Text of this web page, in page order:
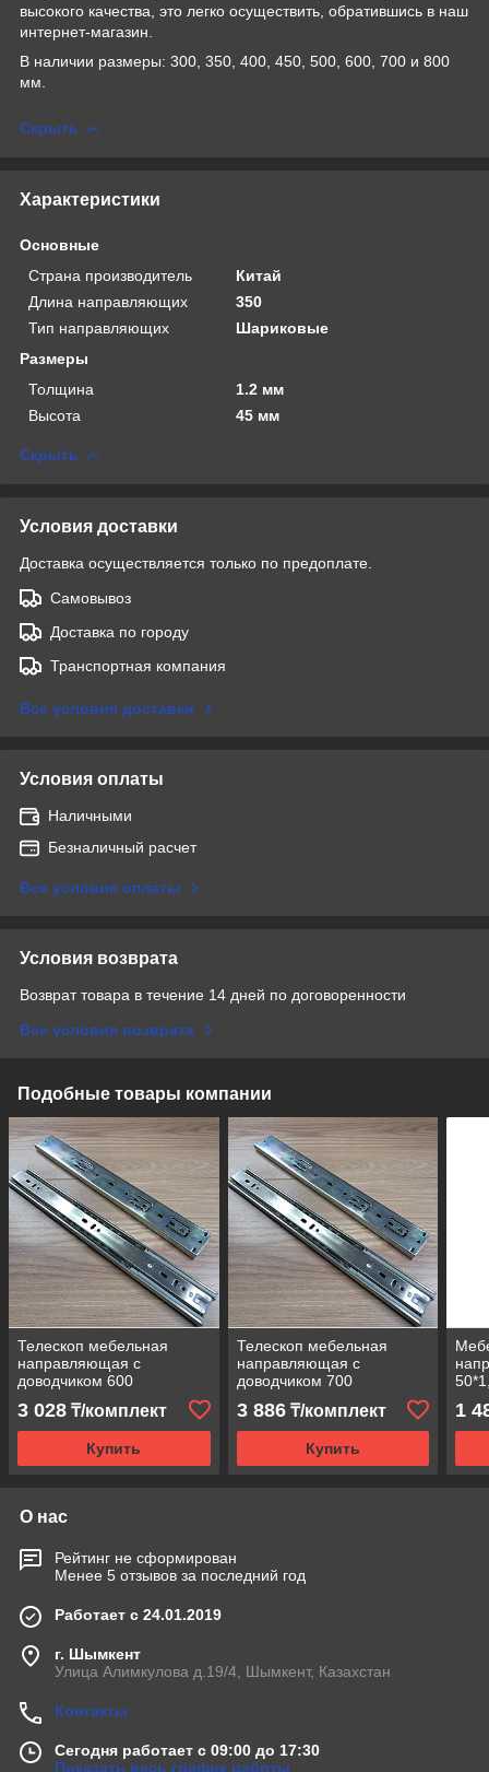
высокого качества, это легко осуществить, обратившись в наш
интернет-магазин.
В наличии размеры: 300, 350, 400, 450, 500, 600, 700 и 800
мм.
Скрыть
Характеристики
Основные
Страна производитель
Китай
Длина направляющих
350
Тип направляющих
Шариковые
Размеры
Толщина
1.2 мм
Высота
45 мм
Скрыть
Условия доставки
Доставка осуществляется только по предоплате.
Самовывоз
Доставка по городу
Транспортная компания
Все условия доставки
Условия оплаты
Наличными
Безналичный расчет
Все условия оплаты
Условия возврата
Возврат товара в течение 14 дней по договоренности
Все условия возврата
Подобные товары компании
Телескоп мебельная
направляющая с
доводчиком 600
3 028 ₸/комплект
Купить
Телескоп мебельная
направляющая с
доводчиком 700
3 886₸/комплект
Купить
1
О нас
Рейтинг не сформирован
Менее 5 отзывов за последний год
Работает с 24.01.2019
г. Шымкент
Улица Алимкулова д.19/4, Шымкент, Казахстан
Контакты
Сегодня работает с 09:00 до 17:30
Показать весь график работы